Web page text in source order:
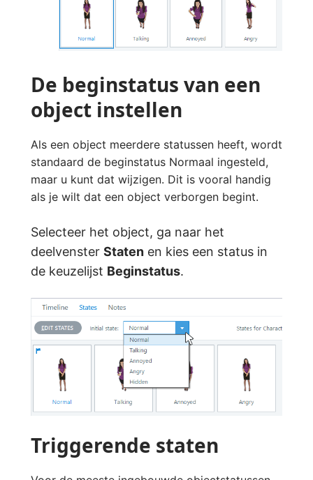
De beginstatus van een
object instellen
Als een object meerdere statussen heeft, wordt
standaard de beginstatus Normaal ingesteld,
maar u kunt dat wijzigen. Dit is vooral handig
als je wilt dat een object verborgen begint.
Selecteer het object, ga naar het
deelvenster Staten en kies een status in
de keuzelijst Beginstatus.
Triggerende staten